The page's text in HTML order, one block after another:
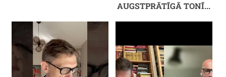
AUGSTPRĀTĪGĀ TONĪ...